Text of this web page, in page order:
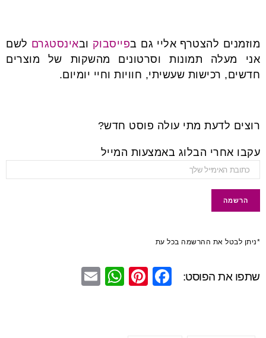
מוזמנים להצטרף אליי גם בפייסבוק ובאינסטגרם לשם
אני מעלה תמונות וסרטונים מהשקות של מוצרים
חדשים, רכישות שעשיתי, חוויות וחיי יומיום.
רוצים לדעת מתי עולה פוסט חדש?
עקבו אחרי הבלוג באמצעות המייל
*ניתן לבטל את ההרשמה בכל עת
שתפו את הפוסט:
F
Pi
W